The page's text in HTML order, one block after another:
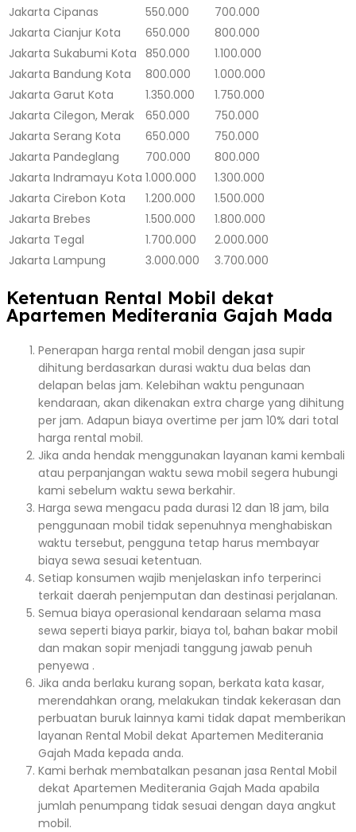
Jakarta Cipanas 550.000
700.000
Jakarta Cianjur Kota 650.000
800.000
Jakarta Sukabumi Kota 850.000
1.100.000
Jakarta Bandung Kota 800.000
1.000.000
Jakarta Garut Kota 1.350.000
1.750.000
Jakarta Cilegon, Merak 650.000
750.000
Jakarta Serang Kota 650.000
750.000
Jakarta Pandeglang 700.000
800.000
Jakarta Indramayu Kota 1.000.000
1.300.000
Jakarta Cirebon Kota 1.200.000
1.500.000
Jakarta Brebes 1.500.000
1.800.000
Jakarta Tegal 1.700.000
2.000.000
Jakarta Lampung 3.000.000 3.700.000
Ketentuan Rental Mobil dekat
Apartemen Mediterania Gajah Mada
Penerapan harga rental mobil dengan jasa supir
dihitung berdasarkan durasi waktu dua belas dan
delapan belas jam. Kelebihan waktu pengunaan
kendaraan, akan dikenakan extra charge yang dihitung
per jam. Adapun biaya overtime per jam 10% dari total
harga rental mobil.
Jika anda hendak menggunakan layanan kami kembali
atau perpanjangan waktu sewa mobil segera hubungi
kami sebelum waktu sewa berkahir.
Harga sewa mengacu pada durasi 12 dan 18 jam, bila
penggunaan mobil tidak sepenuhnya menghabiskan
waktu tersebut, pengguna tetap harus membayar
biaya sewa sesuai ketentuan.
Setiap konsumen wajib menjelaskan info terperinci
terkait daerah penjemputan dan destinasi perjalanan.
Semua biaya operasional kendaraan selama masa
sewa seperti biaya parkir, biaya tol, bahan bakar mobil
dan makan sopir menjadi tanggung jawab penuh
penyewa .
Jika anda berlaku kurang sopan, berkata kata kasar,
merendahkan orang, melakukan tindak kekerasan dan
perbuatan buruk lainnya kami tidak dapat memberikan
layanan Rental Mobil dekat Apartemen Mediterania
Gajah Mada kepada anda.
Kami berhak membatalkan pesanan jasa Rental Mobil
dekat Apartemen Mediterania Gajah Mada apabila
jumlah penumpang tidak sesuai dengan daya angkut
mobil.